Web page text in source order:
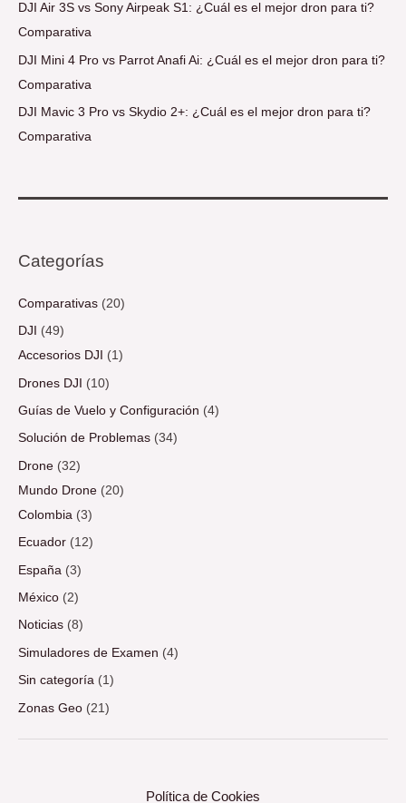
DJI Air 3S vs Sony Airpeak S1: ¿Cuál es el mejor dron para ti?
Comparativa
DJI Mini 4 Pro vs Parrot Anafi Ai: ¿Cuál es el mejor dron para ti?
Comparativa
DJI Mavic 3 Pro vs Skydio 2+: ¿Cuál es el mejor dron para ti?
Comparativa
Categorías
Comparativas (20)
DJI
(49)
Accesorios DJI
(1)
Drones DJI (10)
Guías de Vuelo y Configuración (4)
Solución de Problemas (34)
Drone (32)
Mundo Drone (20)
Colombia (3)
Ecuador (12)
España (3)
México (2)
Noticias (8)
Simuladores de Examen (4)
Sin categoría (1)
Zonas Geo (21)
Política de Cookies